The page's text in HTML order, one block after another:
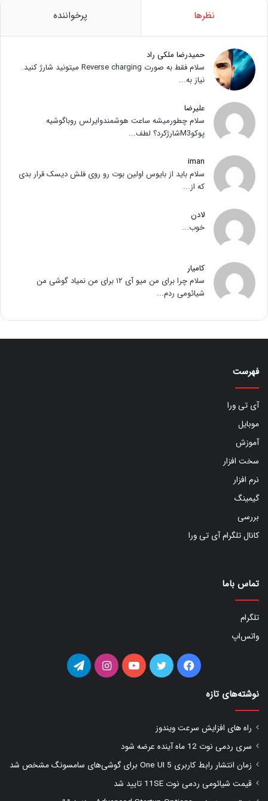
نظرها پرخواننده
حمیدرضا ملکی راد
سلام فقط به صورت Reverse charging میتونید شارژ کنید.
نیاز به...
علیرضا
سلام چطورمیشه ساعت هوشمندوایرلس روباگوشیه
پوکوM3شارژکرد؟ لطف...
iman
سلام باید از بایوس اولین بوت رو روی فلش دیسک قرار بدی
که از...
لادن
خوب...
کامیار
سلام چرا برای من میو آی ۱۲ برای من نمیاد گوشی من
شیائومی ردم...
فهرست
آی تی ورا
موبایل
آموزش
سخت افزار
نرم افزار
گیمینگ
بررسی
کانال تلگرام آی تی ورا
تماس باما
تلگرام
واتس‌اپ
فیس توییتر یوتیوب اینستاگرامتلگرام
نوشته‌های تازه
راه های افزایش سرعت ویندوز
سری ردمی نوت 12 ماه آینده عرضه شود
زمان انتشار رابط کاربری One UI 5 برای گوشی‌های سامسونگ مشخص شد
قیمت شیائومی ردمی نوت 11SE تایید شد